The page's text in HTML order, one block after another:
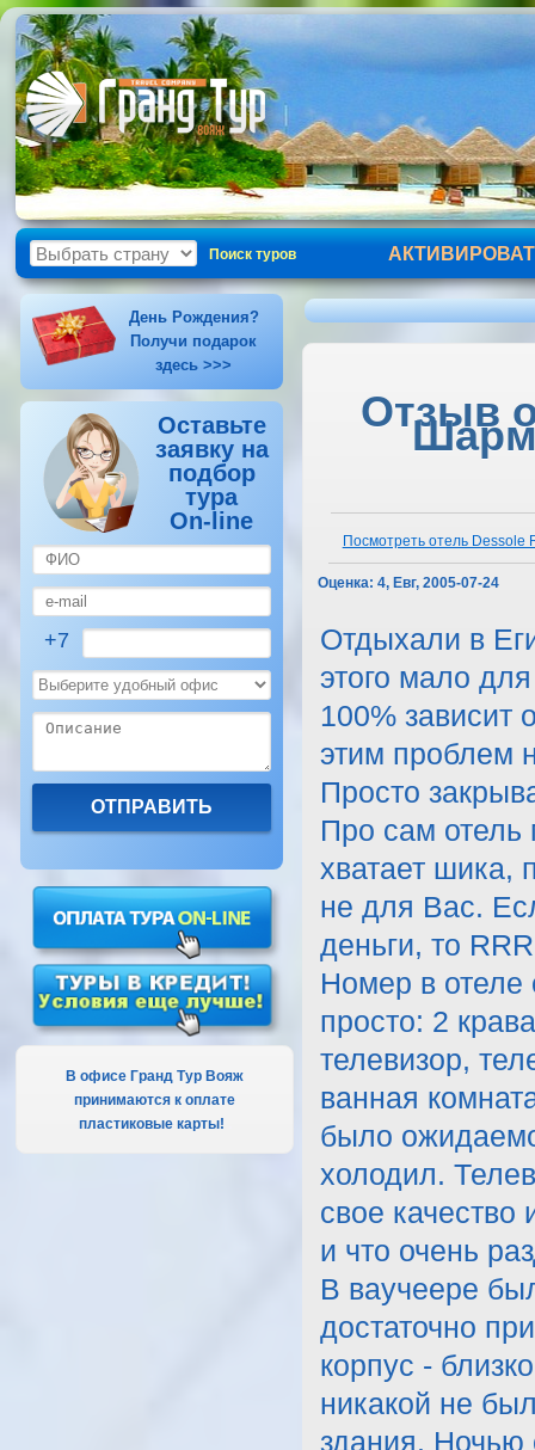
Поиск туров
День Рождения?
Получи подарок
здесь >>>
Оставьте
заявку на
подбор
тура
On-line
+7
В офисе Гранд Тур Вояж
принимаются к оплате
пластиковые карты!
Отзыв
Посмотреть отель Dessole
Оценка: 4, Евг, 2005-07-24
Отдыхали в
этого мало
100% зависит
этим проблем
Просто
Про сам отель
хватает шика,
не для Вас.
деньги, то
Номер в отеле
просто: 2
телевизор,
ванная
было
холодил.
свое
и что очень
В ваучеере
достаточно
корпус -
никакой не
здания. Ночью